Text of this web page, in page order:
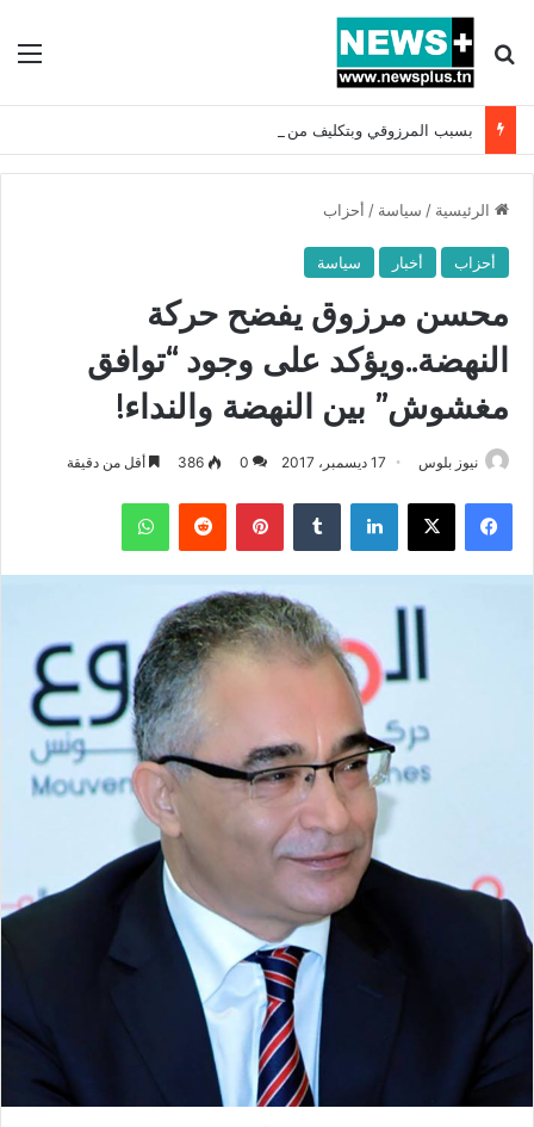
بحث عن
الرئيسية / سياسة / أحزاب
أحزاب أخبار سياسة
محسن مرزوق يفضح حركة
النهضة..ويؤكد على وجود “توافق
مغشوش” بين النهضة والنداء!
نيوز بلوس 17 ديسمبر، 2017 0
386 أقل من دقيقة
فيسبوك X لينكدإن بينتيريست واتساب